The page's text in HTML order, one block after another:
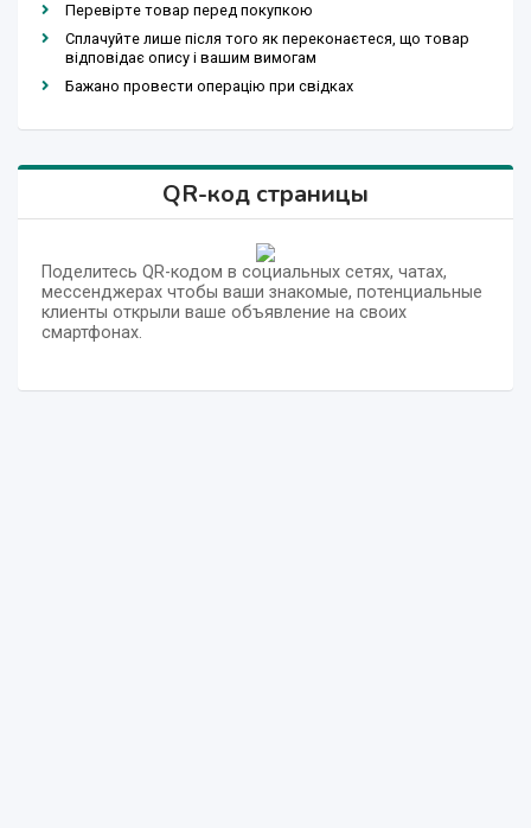
Перевірте товар перед покупкою
Сплачуйте лише після того як переконаєтеся, що товар
відповідає опису і вашим вимогам
Бажано провести операцію при свідках
QR-код страницы
Поделитесь QR-кодом в социальных сетях, чатах,
мессенджерах чтобы ваши знакомые, потенциальные
клиенты открыли ваше объявление на своих
смартфонах.